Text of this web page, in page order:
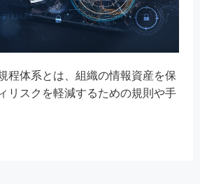
程体系とは、組織の情報資産を保
リスクを軽減するための規則や手